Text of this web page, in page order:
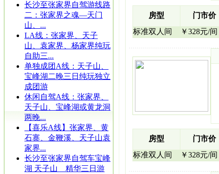
长沙至张家界自驾游线路
二：张家界之魂—天门
山、...
LA线：张家界、天子
山、袁家界、杨家界纯玩
自助三...
单独成团A线：天子山、
宝峰湖二晚三日纯玩独立
成团游
休闲自驾A线：张家界、
天子山、宝峰湖或黄龙洞
两晚...
【喜乐A线】张家界、黄
石寨、金鞭溪、天子山袁
家界...
长沙至张家界自驾车宝峰
湖 天子山 精华三日游
房型
门市价
标准双人间
￥328元/间
房型
门市价
标准双人间
￥328元/间